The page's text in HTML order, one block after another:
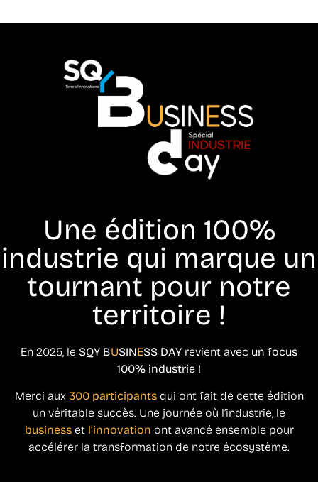
Une édition 100%
industrie qui marque un
tournant pour notre
territoire !
En 2025, le SQY BUSINESS DAY revient avec un focus
100% industrie !
Merci aux 300 participantsqui ont fait de cette édition
un véritable succès. Une journée où l’industrie, le
businesset l’innovation ont avancé ensemble pour
accélérer la transformation de notre écosystème.